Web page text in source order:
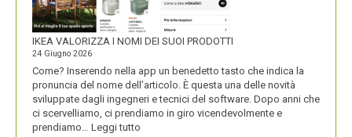
IKEA VALORIZZA I NOMI DEI SUOI PRODOTTI
24 Giugno 2026
Come? Inserendo nella app un benedetto tasto che indica la
pronuncia del nome dell’articolo. È questa una delle novità
sviluppate dagli ingegneri e tecnici del software. Dopo anni che
ci scervelliamo, ci prendiamo in giro vicendevolmente e
prendiamo… Leggi tutto